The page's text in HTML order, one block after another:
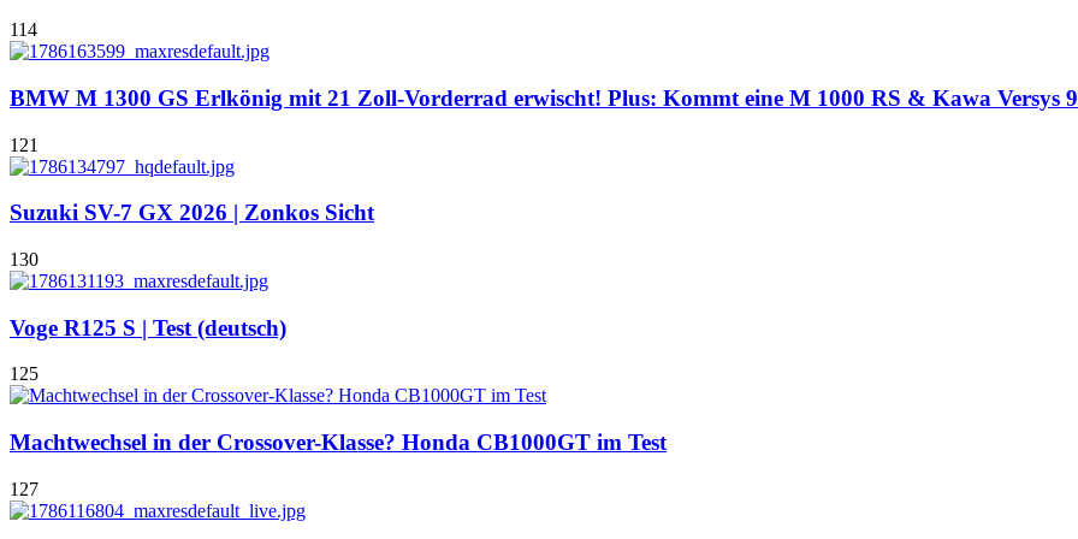
114
BMW M 1300 GS Erlkönig mit 21 Zoll-Vorderrad erwischt! Plus: Kommt eine M 1000 RS & Kawa Versys
121
Suzuki SV-7 GX 2026 | Zonkos Sicht
130
Voge R125 S | Test (deutsch)
125
Machtwechsel in der Crossover-Klasse? Honda CB1000GT im Test
127